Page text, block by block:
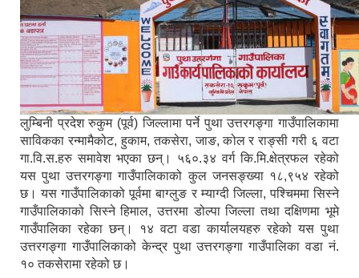
लुम्बिनी प्रदेश रुकुम (पूर्व) जिल्लामा पर्ने पुथा उत्तरगङ्गा गाउँपालिकामा
साविकका रन्मामैकोट, हुकाम, तकसेरा, जाङ, कोल र राङ्सी गरी ६ वटा
गा.वि.स.हरु समावेश भएका छन्। ५६०.३४ वर्ग कि.मि.क्षेत्रफल रहेको
यस पुथा उत्तरगङ्गा गाउँपालिकाको कुल जनसङ्ख्या १८,९५४ रहेको
छ। यस गाउँपालिकाको पूर्वमा बाग्लुङ र म्याग्दी जिल्ला, पश्चिममा सिस्ने
गाउँपालिकाको सिस्ने हिमाल, उत्तरमा डोल्पा जिल्ला तथा दक्षिणमा भूमे
गाउँपालिका रहेका छन्। १४ वटा वडा कार्यालयहरु रहेको यस पुथा
उत्तरगङ्गा गाउँपालिकाको केन्द्र पुथा उत्तरगङ्गा गाउँपालिका वडा नं.
१० तकसेरामा रहेको छ।